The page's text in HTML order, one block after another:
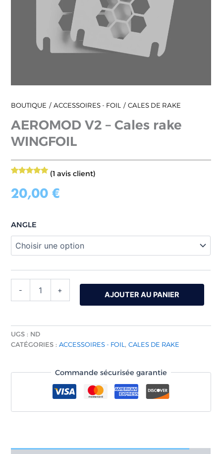
BOUTIQUE ACCESSOIRES - FOIL CALES DE RAKE
AEROMOD V2 – Cales rake
WINGFOIL
sur 5
basé sur
notation
(1 avis client)
20,00€
ANGLE
- +
AJOUTER AU PANIER
UGS : ND
CATÉGORIES :ACCESSOIRES - FOIL,CALES DE RAKE
Commande sécurisée garantie